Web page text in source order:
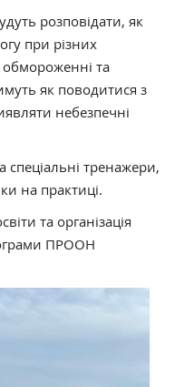
розповідати, як
при різних
обмороженні та
як поводитися з
небезпечні
спеціальні тренажери,
на практиці.
та організація
ПРООН